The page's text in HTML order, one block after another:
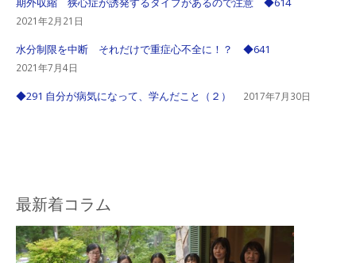
2021年2月21日
水分制限を中断 それだけで重症心不全に！？ ◆641
2021年7月4日
◆291 自分が病気になって、学んだこと（２） 2017年7月30日
最新着コラム